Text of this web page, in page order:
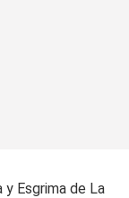
Esgrima de La